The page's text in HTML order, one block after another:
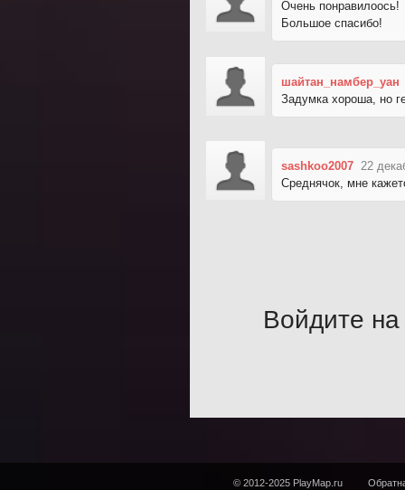
Очень понравилоось!
Большое спасибо!
шайтан_намбер_уан
Задумка хороша, но
sashkoo2007 22
Среднячок, мне
Войдите на
© 2012-2025 PlayMap.ru